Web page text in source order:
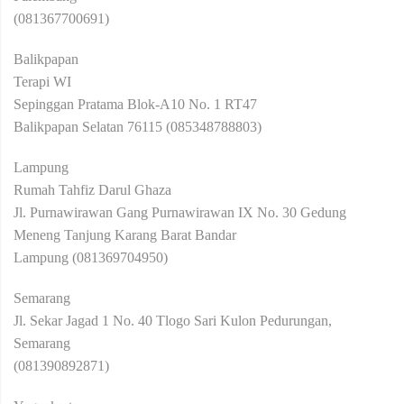
(081367700691)
Balikpapan
Terapi WI
Sepinggan Pratama Blok-A10 No. 1 RT47
Balikpapan Selatan 76115 (085348788803)
Lampung
Rumah Tahfiz Darul Ghaza
Jl. Purnawirawan Gang Purnawirawan IX No. 30 Gedung
Meneng Tanjung Karang Barat Bandar
Lampung (081369704950)
Semarang
Jl. Sekar Jagad 1 No. 40 Tlogo Sari Kulon Pedurungan,
Semarang
(081390892871)